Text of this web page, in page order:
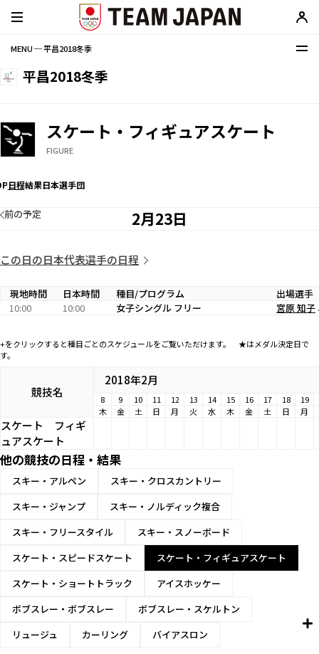
MENU ─ 平昌2018冬季
平昌2018冬季
スケート・フィギュアスケート
FIGURE
日程結果日本選手団
2月23日
前の予定
この日の日本代表選手の日程
現地時間 日本時間 種目/プログラム
出場選手
10:00
10:00 女子シングル フリー 宮原 知子
+をクリックすると種目ごとのスケジュールをご覧いただけます。 ★はメダル決定日で
す。
競技名
2018年2月
8 9 10 11 12 13 14 15 16 17 18 19
木
金 土 日 月 火 水 木 金 土 日 月
スケート フィギ
ュアスケート
他の競技の日程・結果
スキー・アルペン
スキー・クロスカントリー
スキー・ジャンプ
スキー・ノルディック複合
スキー・フリースタイル
スキー・スノーボード
スケート・スピードスケート
スケート・フィギュアスケート
スケート・ショートトラック
アイスホッケー
ボブスレー・ボブスレー
ボブスレー・スケルトン
リュージュ
カーリング バイアスロン